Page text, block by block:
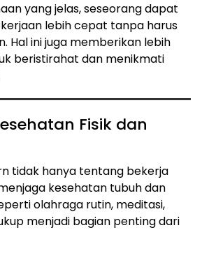
yang jelas, seseorang dapat
lebih cepat tanpa harus
Hal ini juga memberikan lebih
beristirahat dan menikmati
Fisik dan
tidak hanya tentang bekerja
kesehatan tubuh dan
olahraga rutin, meditasi,
menjadi bagian penting dari